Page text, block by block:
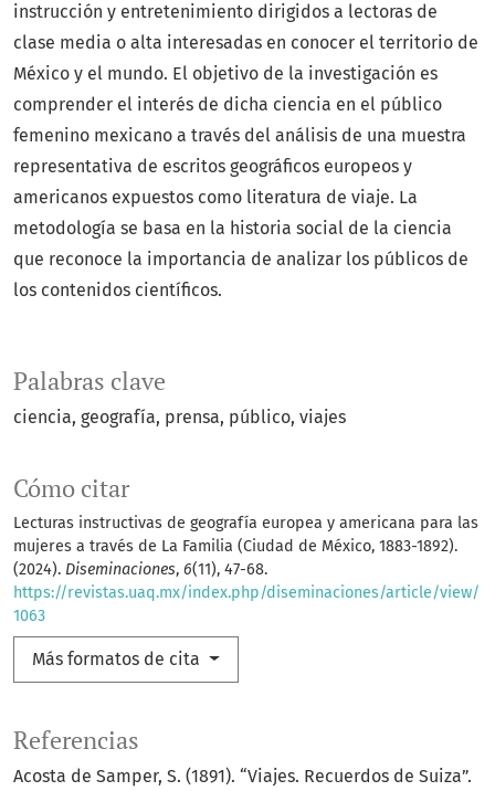
Palabras clave
ciencia geografía prensa público viajes
Cómo citar
Lecturas instructivas de geografía europea y americana para las
mujeres a través de La Familia (Ciudad de México, 1883-1892).
(2024). Diseminaciones, 6(11), 47-68.
https://revistas.uaq.mx/index.php/diseminaciones/article/view/
1063
Más formatos de cita
instrucción y entretenimiento dirigidos a lectoras de
clase media o alta interesadas en conocer el territorio de
México y el mundo. El objetivo de la investigación es
comprender el interés de dicha ciencia en el público
femenino mexicano a través del análisis de una muestra
representativa de escritos geográficos europeos y
americanos expuestos como literatura de viaje. La
metodología se basa en la historia social de la ciencia
que reconoce la importancia de analizar los públicos de
los contenidos científicos.
Referencias
Acosta de Samper, S. (1891). “Viajes. Recuerdos de Suiza”.